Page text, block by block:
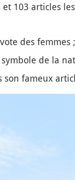
103 articles
des femmes ;
de la
fameux